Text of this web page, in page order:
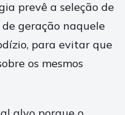
prevê a seleção de
geração naquele
para evitar que
os mesmos